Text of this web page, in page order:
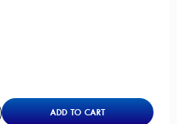
ADD TO CART